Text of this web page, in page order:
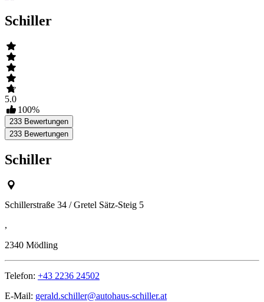
Schiller
5.0
100%
233 Bewertungen
233 Bewertungen
Schiller
Schillerstraße 34 / Gretel Sätz-Steig 5
,
2340 Mödling
Telefon: +43 2236 24502
E-Mail: gerald.schiller@autohaus-schiller.at